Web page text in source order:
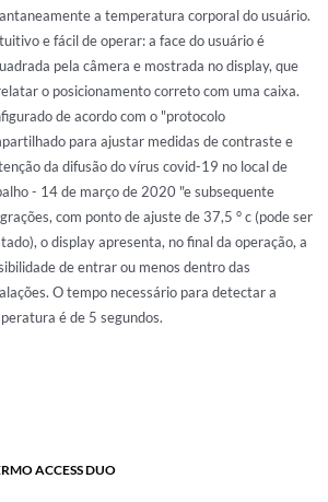
a temperatura corporal do usuário.
e fácil de operar: a face do usuário é
pela câmera e mostrada no display, que
o posicionamento correto com uma caixa.
de acordo com o "protocolo
para ajustar medidas de contraste e
da difusão do vírus covid-19 no local de
- 14 de março de 2020 "e subsequente
com ponto de ajuste de 37,5 ° c (pode ser
o display apresenta, no final da operação, a
de entrar ou menos dentro das
O tempo necessário para detectar a
é de 5 segundos.
ACCESS DUO